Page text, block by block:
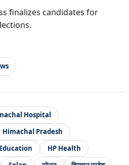
finalizes candidates for
Hospital
Himachal Pradesh
HP Health